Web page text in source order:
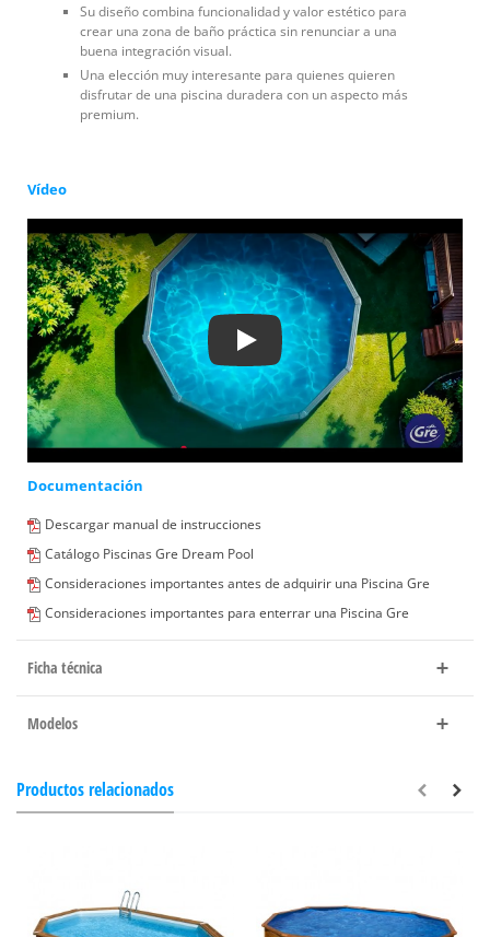
Su diseño combina funcionalidad y valor estético para
crear una zona de baño práctica sin renunciar a una
buena integración visual.
Una elección muy interesante para quienes quieren
disfrutar de una piscina duradera con un aspecto más
premium.
Vídeo
Play
Documentación
Descargar manual de instrucciones
Catálogo Piscinas Gre Dream Pool
Consideraciones importantes antes de adquirir una Piscina Gre
Consideraciones importantes para enterrar una Piscina Gre
Ficha técnica
Modelos
Productos relacionados